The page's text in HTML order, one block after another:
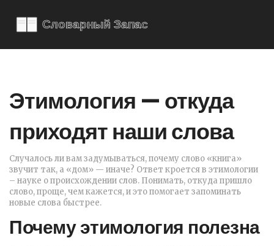
Этимология — откуда
приходят наши слова
Случалось ли вам задумываться, почему слово «книга»
звучит так, а «дом» — иначе? Ответ кроется в этимологии
– науке о происхождении слов. Понимать, откуда пришло
слово, проще, чем кажется, и это помогает запоминать
новые слова быстрее.
Почему этимология полезна